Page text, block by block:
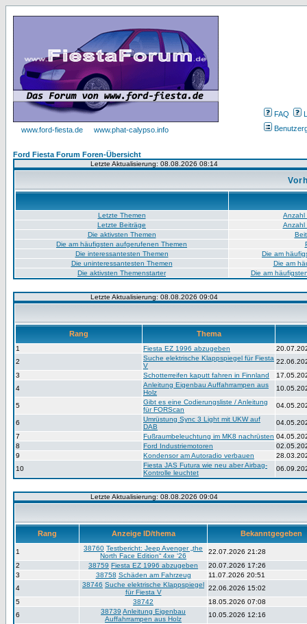
www.ford-fiesta.de www.phat-calypso.info
FAQ
Ford Fiesta Forum Foren-Übersicht
Letzte Aktualisierung: 08.08.2026 08:14
Letzte Themen
Anzahl
Letzte Beiträge
Anzahl
Die aktivsten Themen
Die am häufigsten aufgerufenen Themen
Die interessantesten Themen
Die am
Die uninteressantesten Themen
Die am
Die aktivsten Themenstarter
Die am
Letzte Aktualisierung: 08.08.2026 09:04
Rang Thema
1 Fiesta EZ 1996 abzugeben
2
Suche elektrische Klappspiegel für Fiesta
V
3
Schotterreifen kaputt fahren in Finnland
4
Anleitung Eigenbau Auffahrrampen aus
Holz
5
Gibt es eine Codierungsliste / Anleitung
für FORScan
6
Umrüstung Sync 3 Light mit UKW auf
DAB
7
Fußraumbeleuchtung im MK8 nachrüsten
8
Ford Industriemotoren
9
Kondensor am Autoradio verbauen
10
Fiesta JAS Futura wie neu aber Airbag-
Kontrolle leuchtet
Letzte Aktualisierung: 08.08.2026 09:04
Rang Anzeige ID/thema Bekanntgegeben
1 38760 Testbericht: Jeep Avenger „the
North Face Edition“ 4xe ‘26
22.07.2026 21:28
2
38759 Fiesta EZ 1996 abzugeben
20.07.2026 17:26
3
38758 Schäden am Fahrzeug
11.07.2026 20:51
4
38746 Suche elektrische Klappspiegel
für Fiesta V
22.06.2026 15:02
5
38742
18.05.2026 07:08
6
38739 Anleitung Eigenbau
Auffahrrampen aus Holz
10.05.2026 12:16